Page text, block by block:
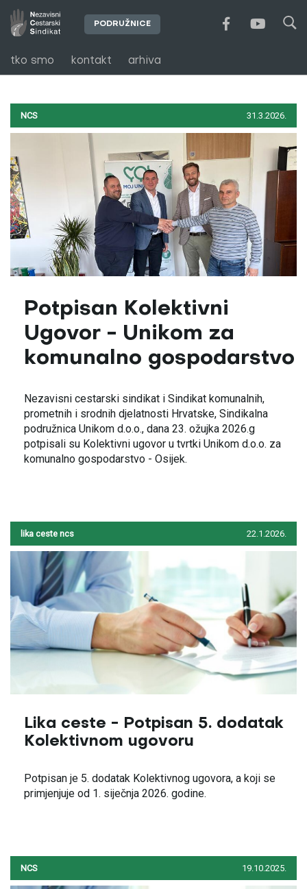
tko smo kontakt arhiva
PODRUŽNICE
NCS 31.3.2026.
Potpisan Kolektivni
Ugovor - Unikom za
komunalno gospodarstvo
Nezavisni cestarski sindikat i Sindikat komunalnih,
prometnih i srodnih djelatnosti Hrvatske, Sindikalna
podružnica Unikom d.o.o., dana 23. ožujka 2026.g
potpisali su Kolektivni ugovor u tvrtki Unikom d.o.o. za
komunalno gospodarstvo - Osijek.
lika ceste ncs 22.1.2026.
Lika ceste - Potpisan 5. dodatak
Kolektivnom ugovoru
Potpisan je 5. dodatak Kolektivnog ugovora, a koji se
primjenjuje od 1. siječnja 2026. godine.
NCS 19.10.2025.